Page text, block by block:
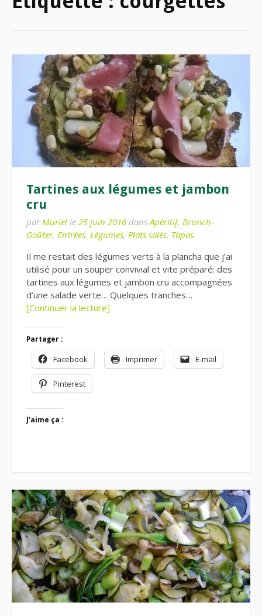
Tartines aux légumes et jambon
cru
par Muriel le 25 juin 2016 dansApéritif, Brunch-
Goûter, Entrées, Légumes, Plats salés, Tapas
Il me restait des légumes verts à la plancha que j’ai
utilisé pour un souper convivial et vite préparé: des
tartines aux légumes et jambon cru accompagnées
d’une salade verte… Quelques tranches…
[Continuer la lecture]
Partager :
Facebook Imprimer E-mail
Pinterest
J’aime ça :